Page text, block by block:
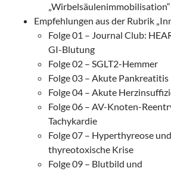
„Wirbelsäulenimmobilisation“
Empfehlungen aus der Rubrik
Folge 01 – Journal Club:
GI-Blutung
Folge 02 – SGLT2-Hemmer
Folge 03 – Akute Pankreatitis
Folge 04 – Akute
Folge 06 – AV-Knoten-
Tachykardie
Folge 07 – Hyperthyreose und
thyreotoxische Krise
Folge 09 – Blutbild und